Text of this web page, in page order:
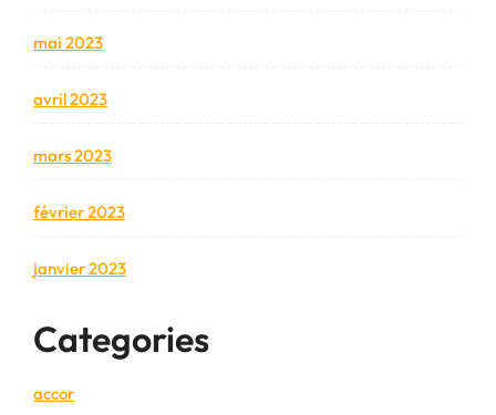
mai 2023
avril 2023
mars 2023
février 2023
janvier 2023
Categories
accor